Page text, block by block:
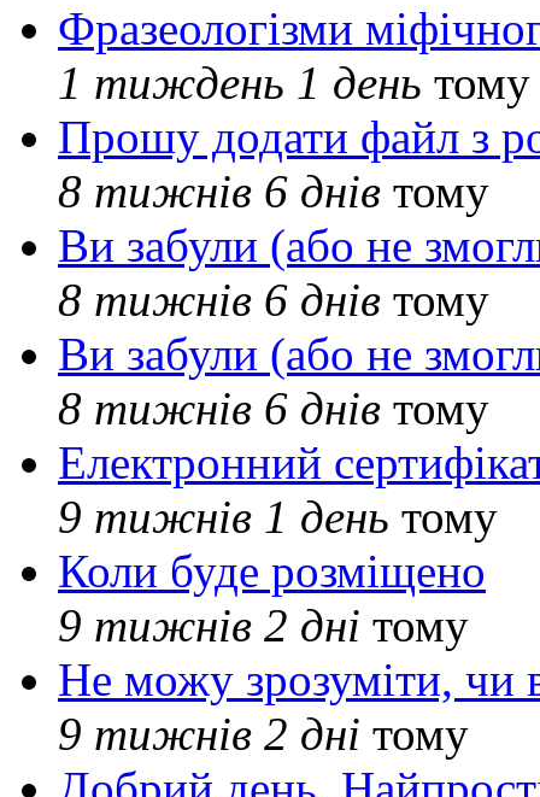
Фразеологізми
1 тиждень 1 день тому
Прошу додати файл з
8 тижнів 6 днів тому
Ви забули (або не
8 тижнів 6 днів тому
Ви забули (або не
8 тижнів 6 днів тому
Електронний
9 тижнів 1 день тому
Коли буде розміщено
9 тижнів 2 дні тому
Не можу зрозуміти, чи
9 тижнів 2 дні тому